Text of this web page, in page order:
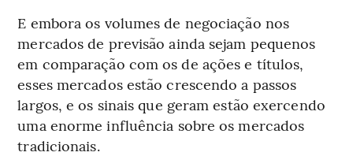
E embora os volumes de negociação nos
mercados de previsão ainda sejam pequenos
em comparação com os de ações e títulos,
esses mercados estão crescendo a passos
largos, e os sinais que geram estão exercendo
uma enorme influência sobre os mercados
tradicionais.